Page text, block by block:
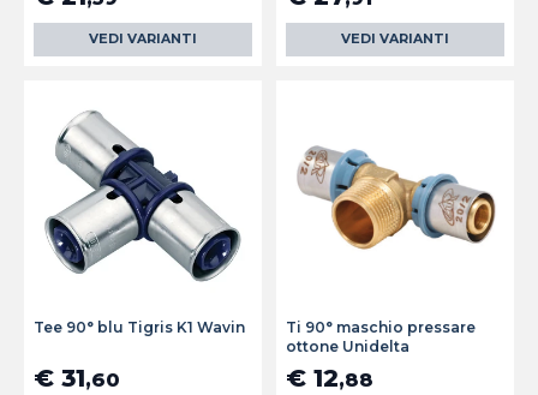
VEDI VARIANTI VEDI VARIANTI
Tee 90° blu Tigris K1 Wavin
€ 31,60
Ti 90° maschio pressare
ottone Unidelta
€ 12,88